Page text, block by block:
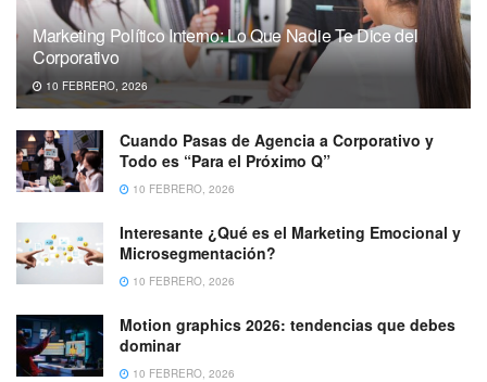
Marketing Político Interno: Lo Que Nadie Te Dice del
Corporativo
10 FEBRERO, 2026
Cuando Pasas de Agencia a Corporativo y
Todo es “Para el Próximo Q”
10 FEBRERO, 2026
Interesante ¿Qué es el Marketing Emocional y
Microsegmentación?
10 FEBRERO, 2026
Motion graphics 2026: tendencias que debes
dominar
10 FEBRERO, 2026